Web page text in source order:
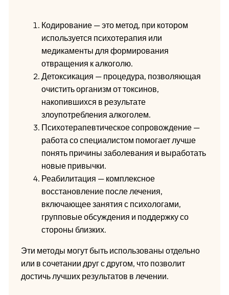
Кодирование — это метод, при котором
используется психотерапия или
медикаменты для формирования
отвращения к алкоголю.
Детоксикация — процедура, позволяющая
очистить организм от токсинов,
накопившихся в результате
злоупотребления алкоголем.
Психотерапевтическое сопровождение —
работа со специалистом помогает лучше
понять причины заболевания и выработать
новые привычки.
Реабилитация — комплексное
восстановление после лечения,
включающее занятия с психологами,
групповые обсуждения и поддержку со
стороны близких.
Эти методы могут быть использованы отдельно
или в сочетании друг с другом, что позволит
достичь лучших результатов в лечении.